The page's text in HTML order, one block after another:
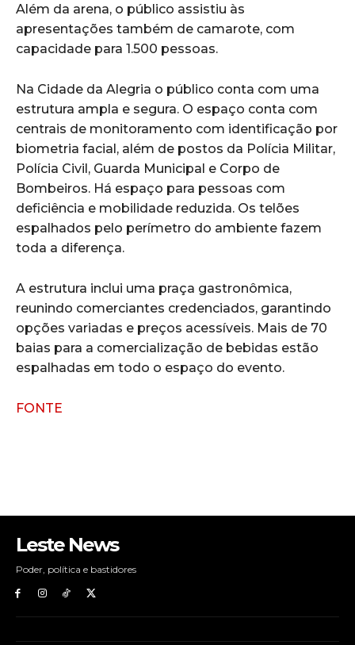
Além da arena, o público assistiu às
apresentações também de camarote, com
capacidade para 1.500 pessoas.
Na Cidade da Alegria o público conta com uma
estrutura ampla e segura. O espaço conta com
centrais de monitoramento com identificação por
biometria facial, além de postos da Polícia Militar,
Polícia Civil, Guarda Municipal e Corpo de
Bombeiros. Há espaço para pessoas com
deficiência e mobilidade reduzida. Os telões
espalhados pelo perímetro do ambiente fazem
toda a diferença.
A estrutura inclui uma praça gastronômica,
reunindo comerciantes credenciados, garantindo
opções variadas e preços acessíveis. Mais de 70
baias para a comercialização de bebidas estão
espalhadas em todo o espaço do evento.
FONTE
Leste News
Poder, política e bastidores